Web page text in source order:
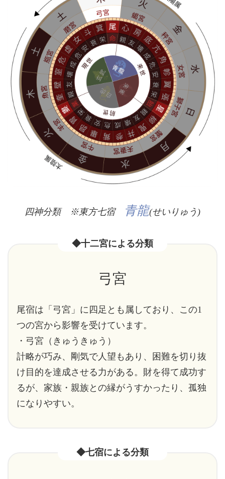
四神分類 ※東方七宿 青龍(せいりゅう)
◆十二宮による分類
弓宮
尾宿は「弓宮」に四足とも属しており、この1
つの宮から影響を受けています。
・弓宮（きゅうきゅう）
計略が巧み、剛気で人望もあり、困難を切り抜
け目的を達成させる力がある。財を得て成功す
るが、家族・親族との縁がうすかったり、孤独
になりやすい。
◆七宿による分類